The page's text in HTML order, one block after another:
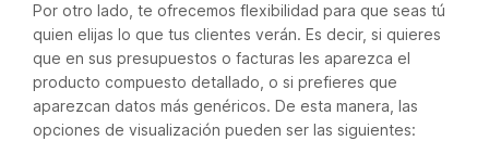
Por otro lado, te ofrecemos flexibilidad para que seas tú
quien elijas lo que tus clientes verán. Es decir, si quieres
que en sus presupuestos o facturas les aparezca el
producto compuesto detallado, o si prefieres que
aparezcan datos más genéricos. De esta manera, las
opciones de visualización pueden ser las siguientes: